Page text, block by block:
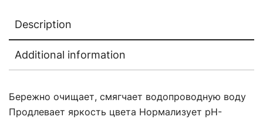
Description
Additional information
Бережно очищает, смягчает водопроводную воду
Продлевает яркость цвета Нормализует pH-